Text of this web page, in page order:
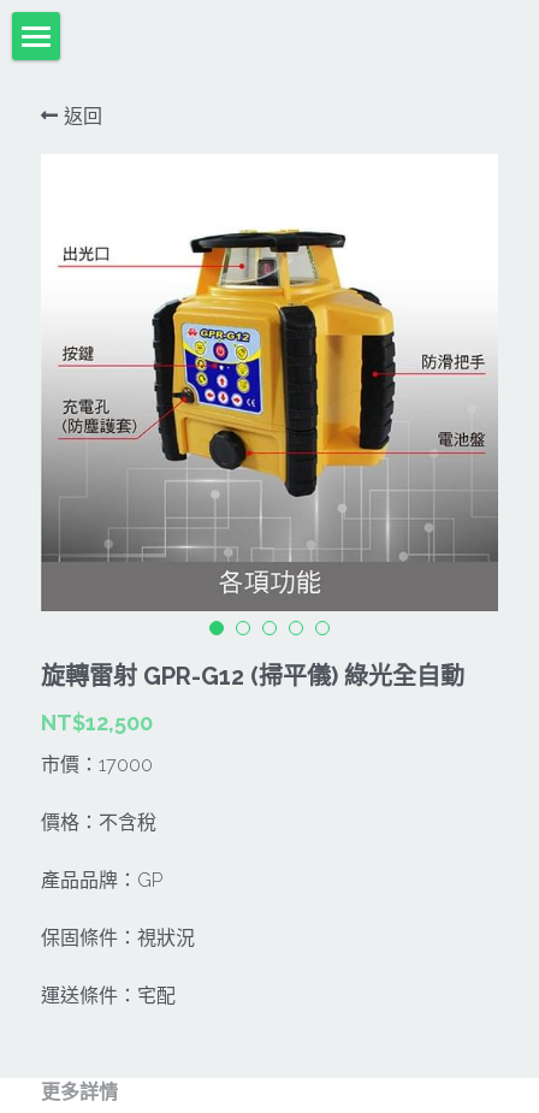
HULK-DC POWER 浩克
MK-POWER 充電式
牧田12V含⬇︎
牧田18V
牧田36V⬇︎
牧田40V
CAN TA肯田-附件
SHINKOMI 型鋼力
其它工具
18V
型鋼力
電池、充電器、配件
DeWALT、STANLEY
DeWALT(得偉)
STANLEY(史丹利)
KINGTONY~KUANI專業級工具
Dewalt、Stanly 電池、配件
40V
36V
12V
插電式
Bosch
充電式
充電器、電池、附件專區
插電式
雷射、牆體探測等儀器
其它電動工具
CAN TA電動工具
CAN TA-附件
TAKANO 電動工具
KOLAI格萊電動工具
Hikoki
REXON
變頻電焊機、CO2、鑽孔機
日本ASADA水管、電管壓接、油壓系列​等
HONDA發電機、引擎
五金及其它
中亞焊條產品
延長線、電線、電焊線
電焊夾及切斷器
充電器
鑽頭類
搜索
返回
旋轉雷射 GPR-G12 (掃平儀) 綠光全自動
NT$12,500
市價：17000
價格：不含稅
產品品牌：GP
保固條件：視狀況
運送條件：宅配
更多詳情